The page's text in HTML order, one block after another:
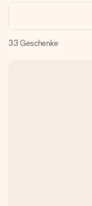
33 Geschenke